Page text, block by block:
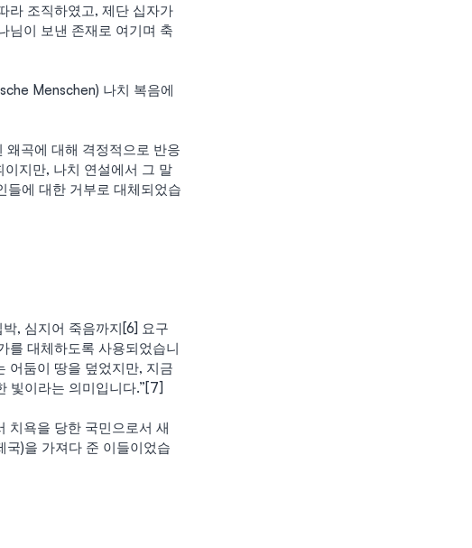
라 조직하였고, 제단 십자가
님이 보낸 존재로 여기며 축
Menschen) 나치 복음에
왜곡에 대해 격정적으로 반응
지만, 나치 연설에서 그 말
들에 대한 거부로 대체되었습
, 심지어 죽음까지[6] 요구
를 대체하도록 사용되었습니
어둠이 땅을 덮었지만, 지금
빛이라는 의미입니다.”[7]
치욕을 당한 국민으로서 새
)을 가져다 준 이들이었습